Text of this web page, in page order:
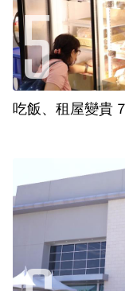
吃飯、租屋變貴